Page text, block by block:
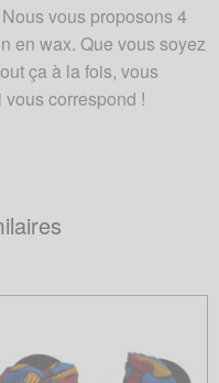
vous proposons 4
en wax. Que vous soyez
ça à la fois, vous
correspond !